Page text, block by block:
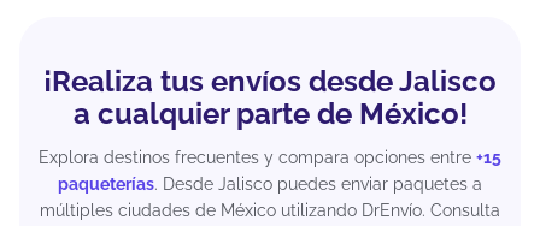
¡Realiza tus envíos desde Jalisco
a cualquier parte de México!
Explora destinos frecuentes y compara opciones entre +15
paqueterías. Desde Jalisco puedes enviar paquetes a
múltiples ciudades de México utilizando DrEnvío. Consulta